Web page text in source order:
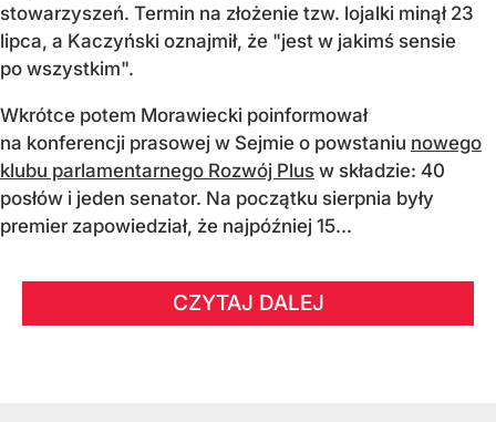
stowarzyszeń. Termin na złożenie tzw. lojalki minął 23
lipca, a Kaczyński oznajmił, że "jest w jakimś sensie
po wszystkim".
Wkrótce potem Morawiecki poinformował
na konferencji prasowej w Sejmie o powstaniu nowego
klubu parlamentarnego Rozwój Plus w składzie: 40
posłów i jeden senator. Na początku sierpnia były
premier zapowiedział, że najpóźniej 15...
CZYTAJ DALEJ